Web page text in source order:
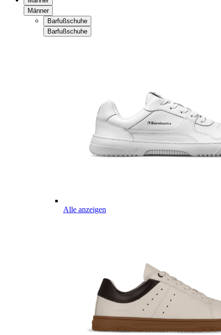
Männer
Barfußschuhe
Barfußschuhe
Alle anzeigen